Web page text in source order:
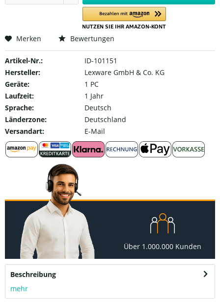
Merken Bewertungen
Artikel-Nr.:
ID-101151
Hersteller:
Lexware GmbH & Co. KG
Geräte:
1 PC
Laufzeit:
1 Jahr
Sprache:
Deutsch
Länderzone:
Deutschland
Versandart:
E-Mail
Über 1.000.000 Kunden
Beschreibung
mehr